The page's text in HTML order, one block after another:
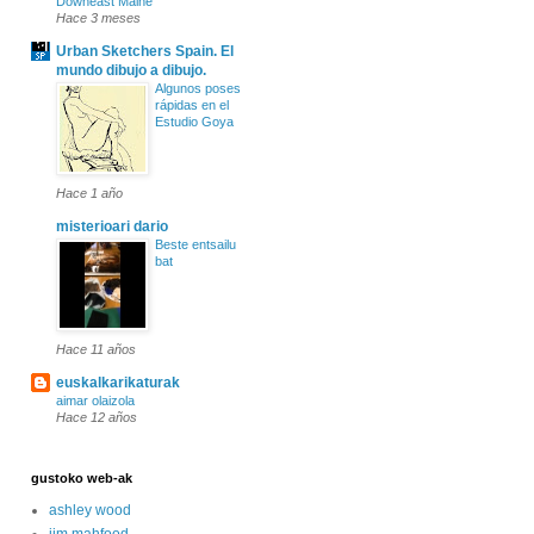
Hace 3 meses
Urban Sketchers Spain. El
mundo dibujo a dibujo.
Algunos poses
rápidas en el
Estudio Goya
Hace 1 año
misterioari dario
Beste entsailu
bat
Hace 11 años
euskalkarikaturak
aimar olaizola
Hace 12 años
gustoko web-ak
ashley wood